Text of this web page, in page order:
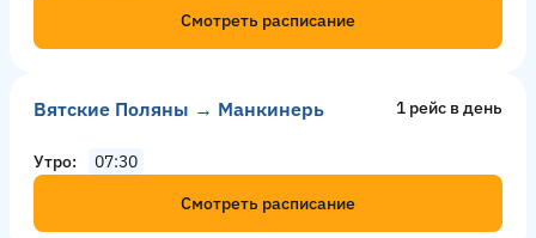
Смотреть расписание
Вятские Поляны → Манкинерь 1 рейс в день
Утро
07:30
Смотреть расписание